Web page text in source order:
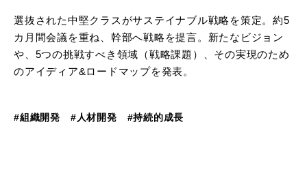
選抜された中堅クラスがサステイナブル戦略を策定。約5
カ月間会議を重ね、幹部へ戦略を提言。新たなビジョン
や、5つの挑戦すべき領域（戦略課題）、その実現のため
のアイディア&ロードマップを発表。
#組織開発 #人材開発 #持続的成長